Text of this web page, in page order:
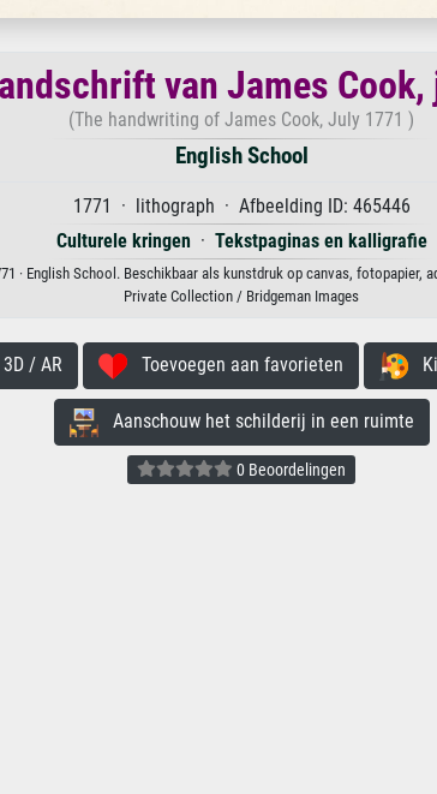
van James Cook,
(The handwriting of James Cook, July 1771 )
English School
1771 · lithograph · Afbeelding ID: 465446
Culturele kringen · Tekstpaginas en kalligrafie
· English School. Beschikbaar als kunstdruk op canvas, fotopapier,
Private Collection / Bridgeman Images
/ AR Toevoegen aan favorieten
Aanschouw het schilderij in een ruimte
0 Beoordelingen